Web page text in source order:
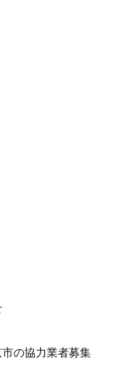
の協力業者募集